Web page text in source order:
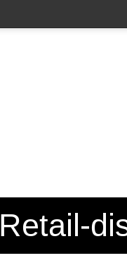
Retail-